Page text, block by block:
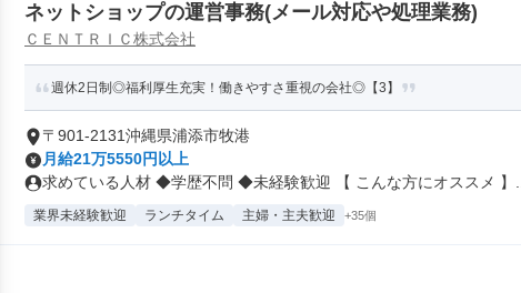
ネットショップの運営事務(メール対応や処理業務)
ＣＥＮＴＲＩＣ株式会社
週休2日制◎福利厚生充実！働きやすさ重視の会社◎【3】
〒901-2131沖縄県浦添市牧港
月給21万5550円以上
求めている人材 ◆学歴不問 ◆未経験歓迎 【 こんな方にオススメ 】...
業界未経験歓迎 ランチタイム 主婦・主夫歓迎 +35個